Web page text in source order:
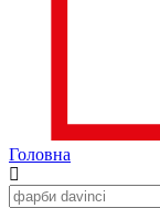
Головна